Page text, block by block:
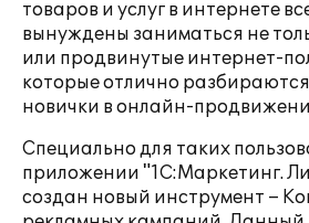
товаров и услуг в интернете
вынуждены заниматься не
или продвинутые интернет-
которые отлично
новички в онлайн-
Специально для таких
приложении "1С:Маркетинг.
создан новый инструмент –